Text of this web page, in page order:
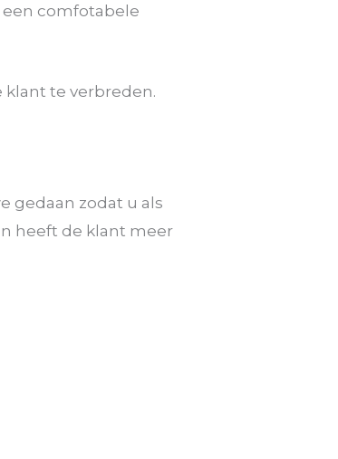
een comfotabele
klant te verbreden.
gedaan zodat u als
heeft de klant meer